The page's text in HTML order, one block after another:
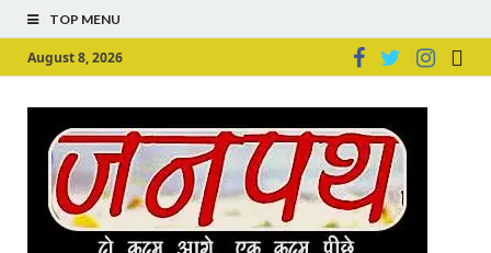
TOP MENU
August 8, 2026